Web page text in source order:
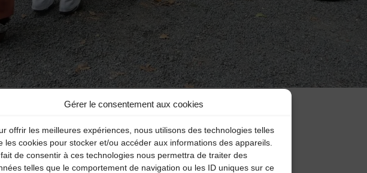
Gérer le consentement aux cookies
offrir les meilleures expériences, nous utilisons des technologies telles
les cookies pour stocker et/ou accéder aux informations des appareils.
de consentir à ces technologies nous permettra de traiter des
telles que le comportement de navigation ou les ID uniques sur ce